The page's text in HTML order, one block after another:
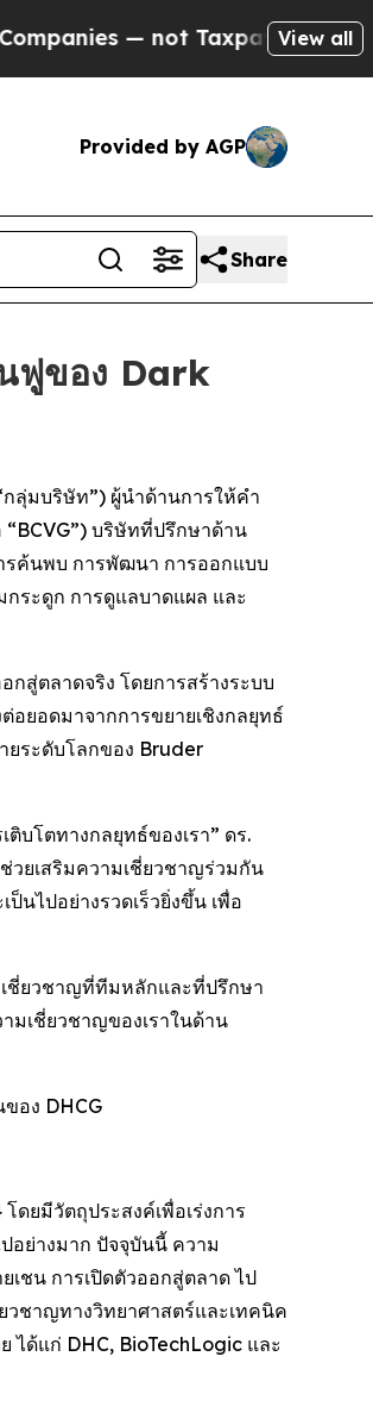
— not Taxpayers — theView all
Provided by AGP
Share
ฟูของ Dark
กลุ่มบริษัท”) ผู้นำด้านการให้คำ
“BCVG”) บริษัทที่ปรึกษาด้าน
รค้นพบ การพัฒนา การออกแบบ
ระดูก การดูแลบาดแผล และ
สู่ตลาดจริง โดยการสร้างระบบ
อยอดมาจากการขยายเชิงกลยุทธ์
ยระดับโลกของ Bruder
บโตทางกลยุทธ์ของเรา” ดร.
วยเสริมความเชี่ยวชาญร่วมกัน
ไปอย่างรวดเร็วยิ่งขึ้น เพื่อ
เชี่ยวชาญที่ทีมหลักและที่ปรึกษา
มเชี่ยวชาญของเราในด้าน
อง DHCG
ดยมีวัตถุประสงค์เพื่อเร่งการ
อย่างมาก ปัจจุบันนี้ ความ
ชน การเปิดตัวออกสู่ตลาด ไป
วชาญทางวิทยาศาสตร์และเทคนิค
ด้แก่ DHC, BioTechLogic และ